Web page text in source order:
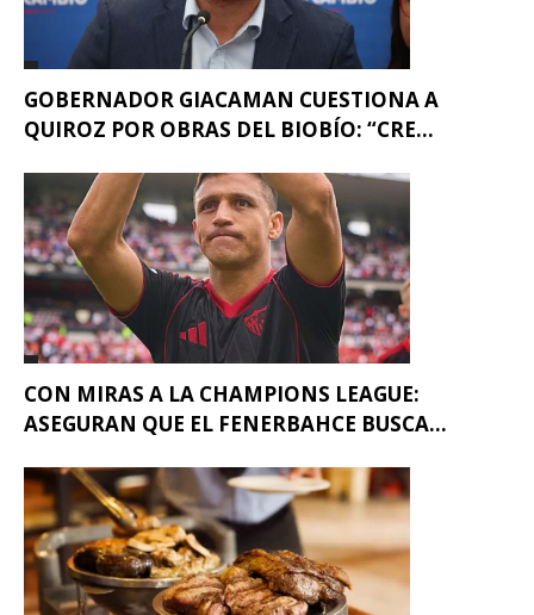
GOBERNADOR GIACAMAN CUESTIONA A
QUIROZ POR OBRAS DEL BIOBÍO: “CRE...
CON MIRAS A LA CHAMPIONS LEAGUE:
ASEGURAN QUE EL FENERBAHCE BUSCA...